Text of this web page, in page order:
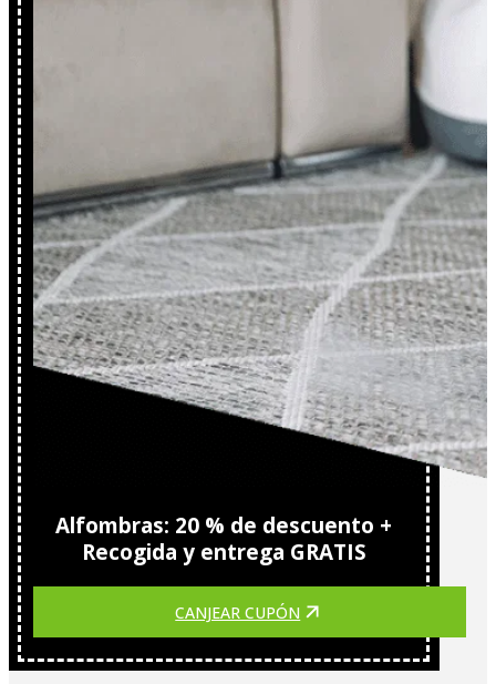
Alfombras: 20 % de descuento +
Recogida y entrega GRATIS
CANJEAR CUPÓN